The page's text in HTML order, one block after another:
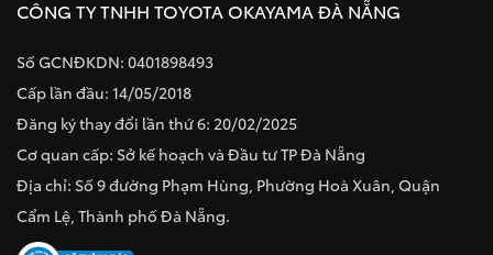
CÔNG TY TNHH TOYOTA OKAYAMA ĐÀ NẴNG
Số GCNĐKDN: 0401898493
Cấp lần đầu: 14/05/2018
Đăng ký thay đổi lần thứ 6: 20/02/2025
Cơ quan cấp: Sở kế hoạch và Đầu tư TP Đà Nẵng
Địa chỉ: Số 9 đường Phạm Hùng, Phường Hoà Xuân, Quận
Cẩm Lệ, Thành phố Đà Nẵng.